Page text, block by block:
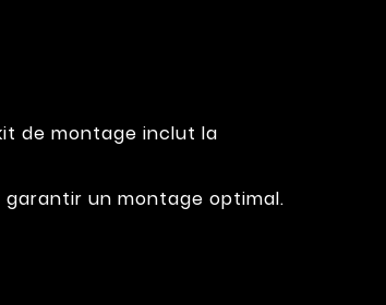
de montage inclut la
un montage optimal.